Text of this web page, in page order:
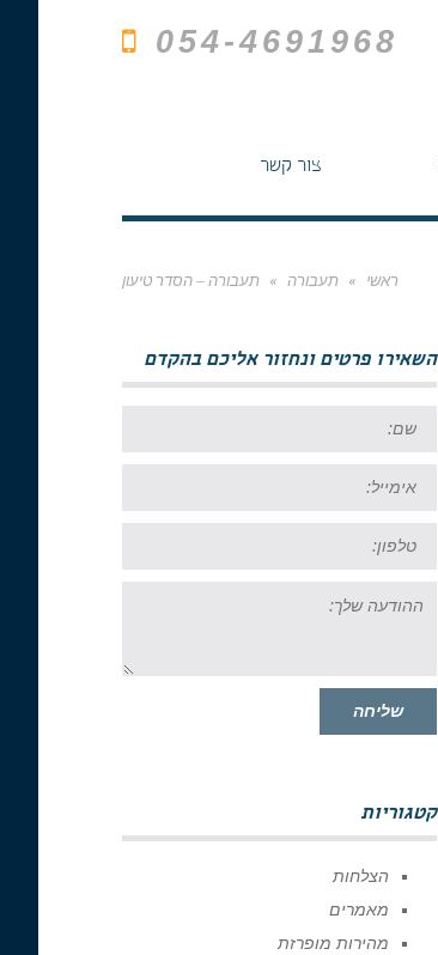
054-4691968
צור קשר
ראשי » תעבורה » תעבורה – הסדר טיעון
השאירו פרטים ונחזור אליכם בהקדם
שלך:
שליחה
קטגוריות
הצלחות
מאמרים
מהירות מופרזת